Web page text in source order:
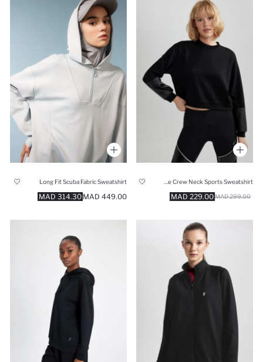
229.00 MAD 299.00 MAD
Long Fit Scuba Fabric Sweatshirt
314.30 MAD 449.00 MAD